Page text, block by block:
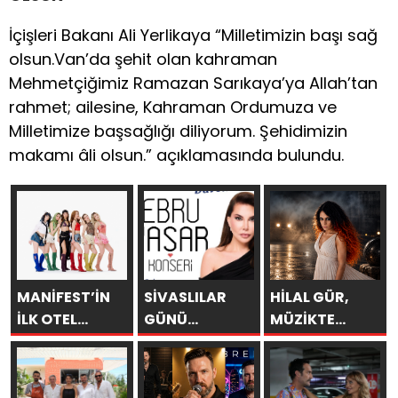
İçişleri Bakanı Ali Yerlikaya “Milletimizin başı sağ
olsun.Van’da şehit olan kahraman
Mehmetçiğimiz Ramazan Sarıkaya’ya Allah’tan
rahmet; ailesine, Kahraman Ordumuza ve
Milletimize başsağlığı diliyorum. Şehidimizin
makamı âli olsun.” açıklamasında bulundu.
MANİFEST’İN
İLK OTEL
KONSERİ 7
AĞUSTOS’TA
ANTALYA’DA
SİVASLILAR
GÜNÜ
KUTLAMALARINDA
EBRU YAŞAR
RÜZGARI
HİLAL GÜR,
MÜZİKTE
YARAYI